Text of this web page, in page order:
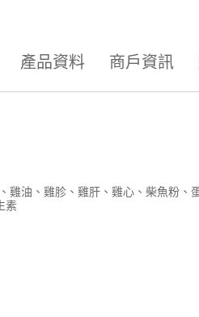
產品資料 商戶資訊
雞油、雞胗、雞肝、雞心、柴魚粉
素